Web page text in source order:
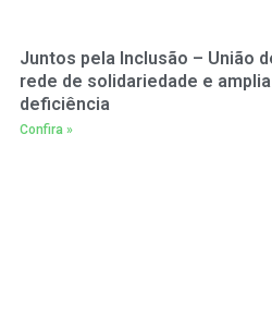
Juntos pela Inclusão – União
rede de solidariedade e
deficiência
Confira »